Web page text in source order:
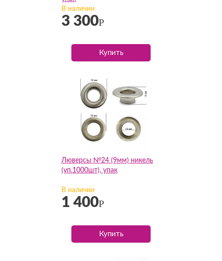
В наличии
3 300Р
Купить
Люверсы №24 (9мм) никель
(уп.1000шт), упак
В наличии
1 400Р
Купить